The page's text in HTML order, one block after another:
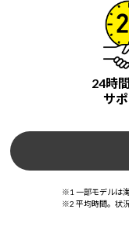
24時
サ
※1 一部モデルは
※2 平均時間。状